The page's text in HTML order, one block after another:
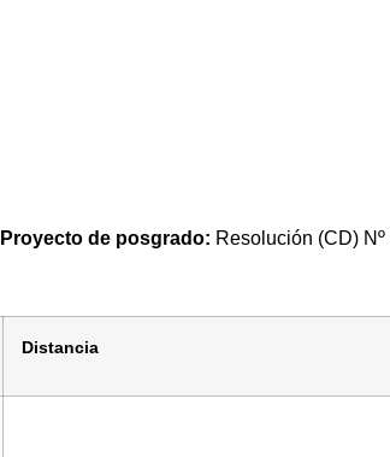
de posgrado: Resolución (CD)
Distancia